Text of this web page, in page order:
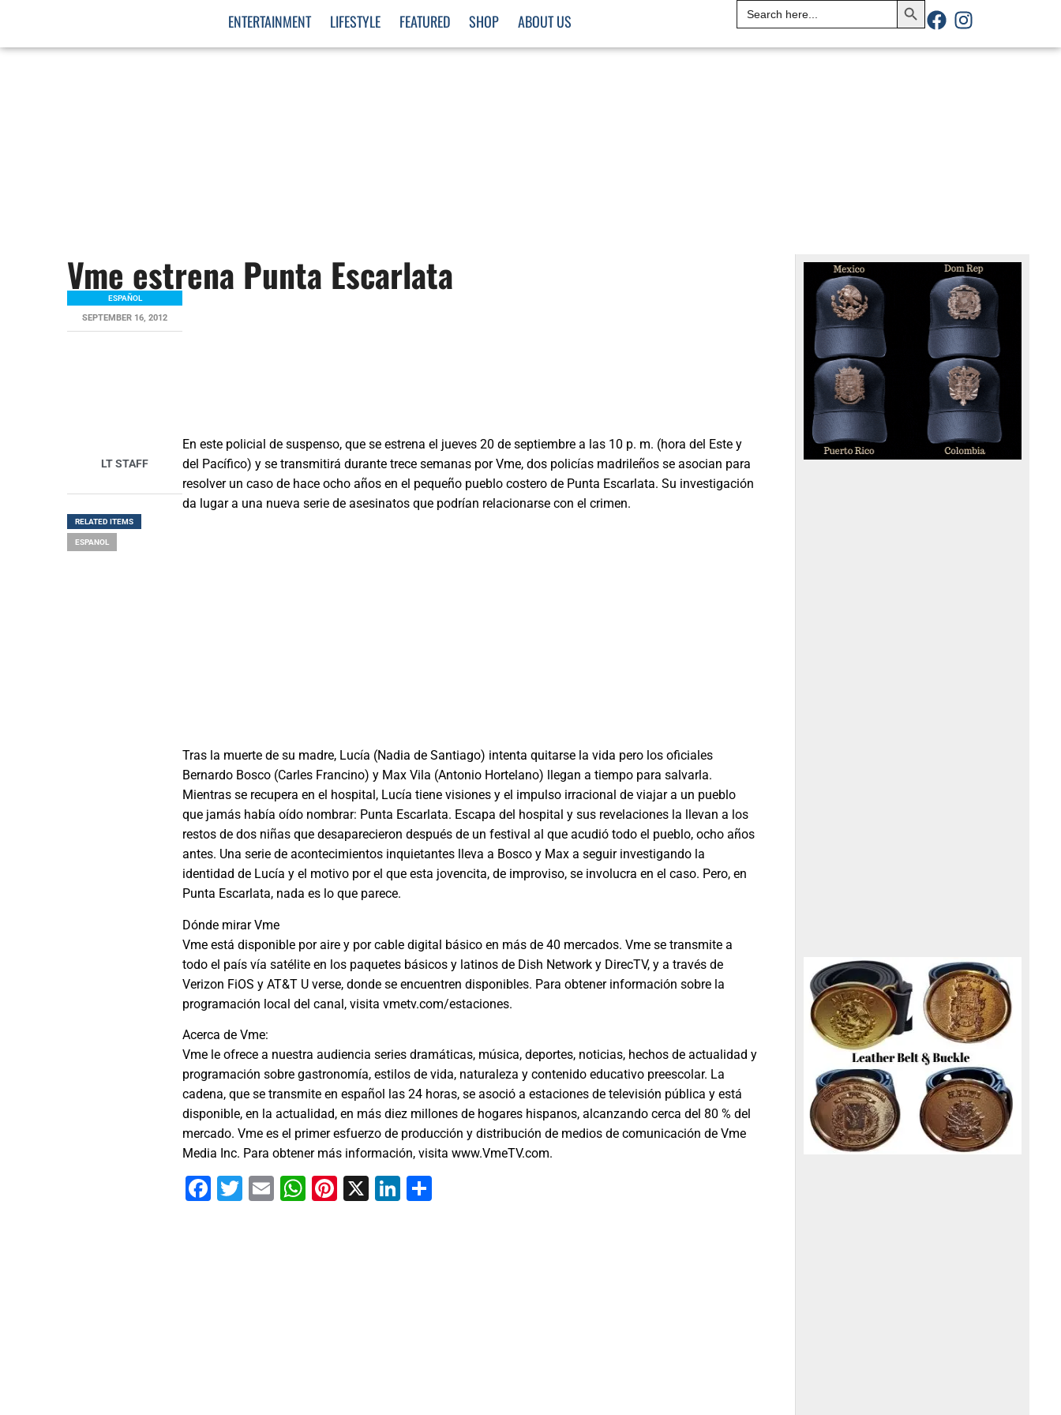
ENTERTAINMENT LIFESTYLE FEATURED SHOP ABOUT US
Search
for:
Vme estrena Punta Escarlata
ESPAÑOL
SEPTEMBER 16, 2012
LT STAFF
RELATED ITEMS
ESPANOL
En este policial de suspenso, que se estrena el jueves 20 de septiembre a las 10 p. m. (hora del Este y
del Pacífico) y se transmitirá durante trece semanas por Vme, dos policías madrileños se asocian para
resolver un caso de hace ocho años en el pequeño pueblo costero de Punta Escarlata. Su investigación
da lugar a una nueva serie de asesinatos que podrían relacionarse con el crimen.
Tras la muerte de su madre, Lucía (Nadia de Santiago) intenta quitarse la vida pero los oficiales
Bernardo Bosco (Carles Francino) y Max Vila (Antonio Hortelano) llegan a tiempo para salvarla.
Mientras se recupera en el hospital, Lucía tiene visiones y el impulso irracional de viajar a un pueblo
que jamás había oído nombrar: Punta Escarlata. Escapa del hospital y sus revelaciones la llevan a los
restos de dos niñas que desaparecieron después de un festival al que acudió todo el pueblo, ocho años
antes. Una serie de acontecimientos inquietantes lleva a Bosco y Max a seguir investigando la
identidad de Lucía y el motivo por el que esta jovencita, de improviso, se involucra en el caso. Pero, en
Punta Escarlata, nada es lo que parece.
Dónde mirar Vme
Vme está disponible por aire y por cable digital básico en más de 40 mercados. Vme se transmite a
todo el país vía satélite en los paquetes básicos y latinos de Dish Network y DirecTV, y a través de
Verizon FiOS y AT&T U verse, donde se encuentren disponibles. Para obtener información sobre la
programación local del canal, visita vmetv.com/estaciones.
Acerca de Vme:
Vme le ofrece a nuestra audiencia series dramáticas, música, deportes, noticias, hechos de actualidad y
programación sobre gastronomía, estilos de vida, naturaleza y contenido educativo preescolar. La
cadena, que se transmite en español las 24 horas, se asoció a estaciones de televisión pública y está
disponible, en la actualidad, en más diez millones de hogares hispanos, alcanzando cerca del 80 % del
mercado. Vme es el primer esfuerzo de producción y distribución de medios de comunicación de Vme
Media Inc. Para obtener más información, visita www.VmeTV.com.
Facebook
Twitter
EmailWhatsApp
Pinterest
X LinkedIn